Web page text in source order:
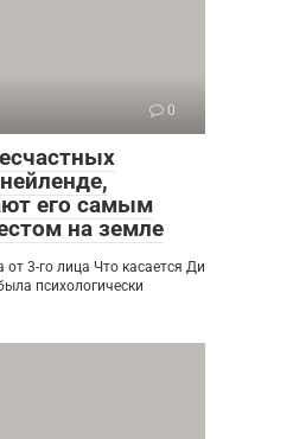
0
его самым
на земле
3-го лица Что касается Ди
психологически